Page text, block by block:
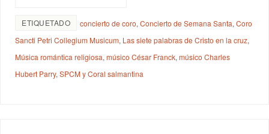
ETIQUETADO concierto de coro,Concierto de Semana Santa,Coro
Sancti Petri Collegium Musicum, Las siete palabras de Cristo en la cruz,
Música romántica religiosa,músico César Franck,músico Charles
Hubert Parry,SPCM y Coral salmantina